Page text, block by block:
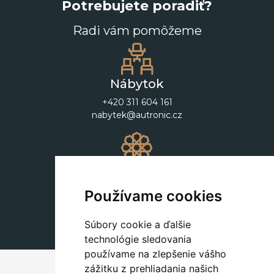
Používame cookies
Súbory cookie a ďalšie
technológie sledovania
používame na zlepšenie vášho
zážitku z prehliadania našich
Potrebujete poradiť?
Radi vám pomôžeme
Nábytok
+420 311 604 161
nabytek@autronic.cz
+420 311 604 182
dekorace@autronic.cz